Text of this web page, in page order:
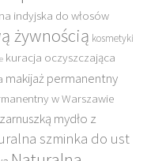
indyjska do włosów
żywnością kosmetyki
kuracja oczyszczająca
makijaż permanentny
w Warszawie
mydło z
szminka do ust